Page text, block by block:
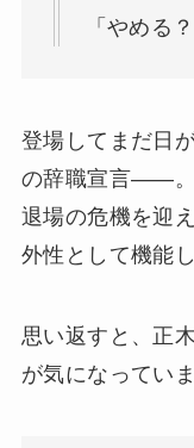
「やめる
登場してまだ日
の辞職宣言——。
退場の危機を迎
外性として機能
思い返すと、正
が気になっていま